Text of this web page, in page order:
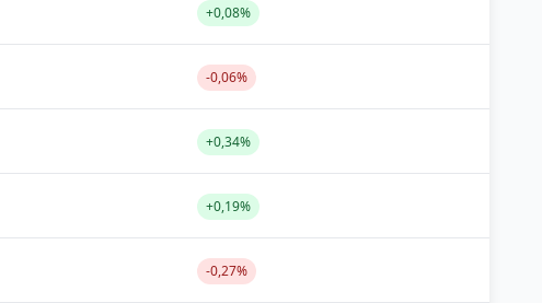
+0,08%
-0,06%
+0,34%
+0,19%
-0,27%